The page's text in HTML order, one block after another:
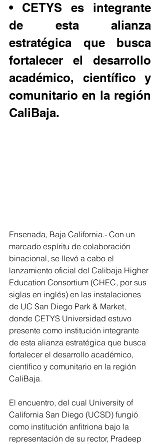
• CETYS es integrante
de esta alianza
estratégica que busca
fortalecer el desarrollo
académico, científico y
comunitario en la región
CaliBaja.
Ensenada, Baja California.- Con un
marcado espíritu de colaboración
binacional, se llevó a cabo el
lanzamiento oficial del Calibaja Higher
Education Consortium (CHEC, por sus
siglas en inglés) en las instalaciones
de UC San Diego Park & Market,
donde CETYS Universidad estuvo
presente como institución integrante
de esta alianza estratégica que busca
fortalecer el desarrollo académico,
científico y comunitario en la región
CaliBaja.
El encuentro, del cual University of
California San Diego (UCSD) fungió
como institución anfitriona bajo la
representación de su rector, Pradeep